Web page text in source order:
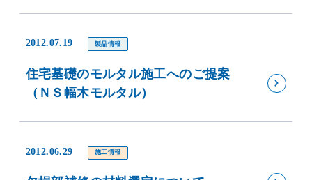
2012.07.19 製品情報
住宅基礎のモルタル施工へのご提案
（ＮＳ幅木モルタル）
2012.06.29 施工情報